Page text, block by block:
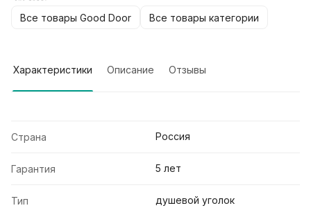
Все товары Good Door Все товары категории
Характеристики Описание Отзывы
Страна Россия
Гарантия 5 лет
Тип душевой уголок